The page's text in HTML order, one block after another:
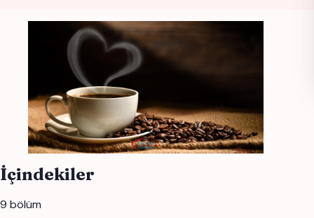
İçindekiler
9 bölüm